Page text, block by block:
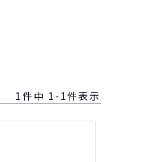
1 件中 1 - 1件表示